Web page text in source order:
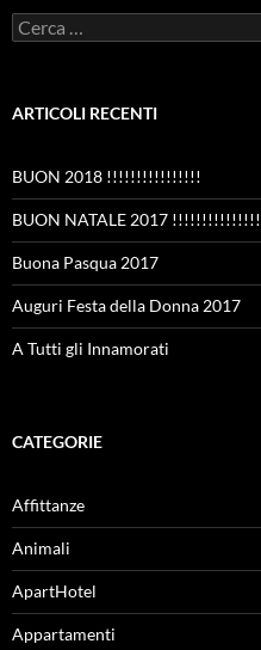
Ricerca
per:
ARTICOLI RECENTI
BUON 2018 !!!!!!!!!!!!!!!!
BUON NATALE 2017 !!!!!!!!!!!!!!!
Buona Pasqua 2017
Auguri Festa della Donna 2017
A Tutti gli Innamorati
CATEGORIE
Affittanze
Animali
ApartHotel
Appartamenti